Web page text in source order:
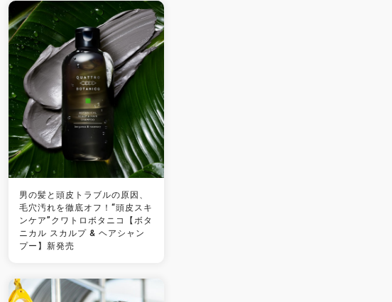
男の髪と頭皮トラブルの原因、
毛穴汚れを徹底オフ！“頭皮スキ
ンケア”クワトロボタニコ【ボタ
ニカル スカルプ & ヘアシャン
プー】新発売